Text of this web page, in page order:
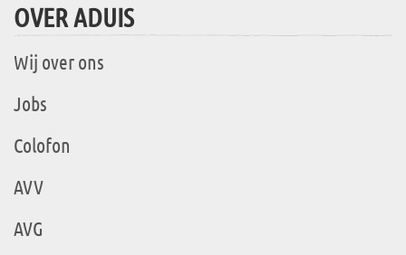
OVER ADUIS
Wij over ons
Jobs
Colofon
AVV
AVG